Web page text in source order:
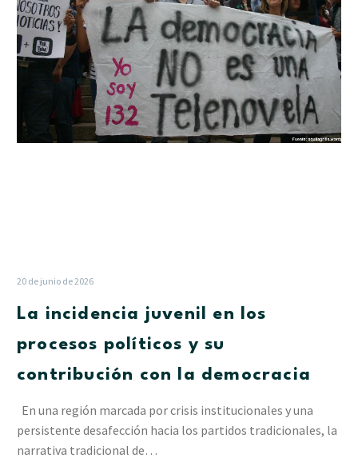
los
procesos
políticos
y
su
contribución
con
20 de junio de 2026
La incidencia juvenil en los
procesos políticos y su
contribución con la democracia
En una región marcada por crisis institucionales y una
persistente desafección hacia los partidos tradicionales, la
narrativa tradicional de…